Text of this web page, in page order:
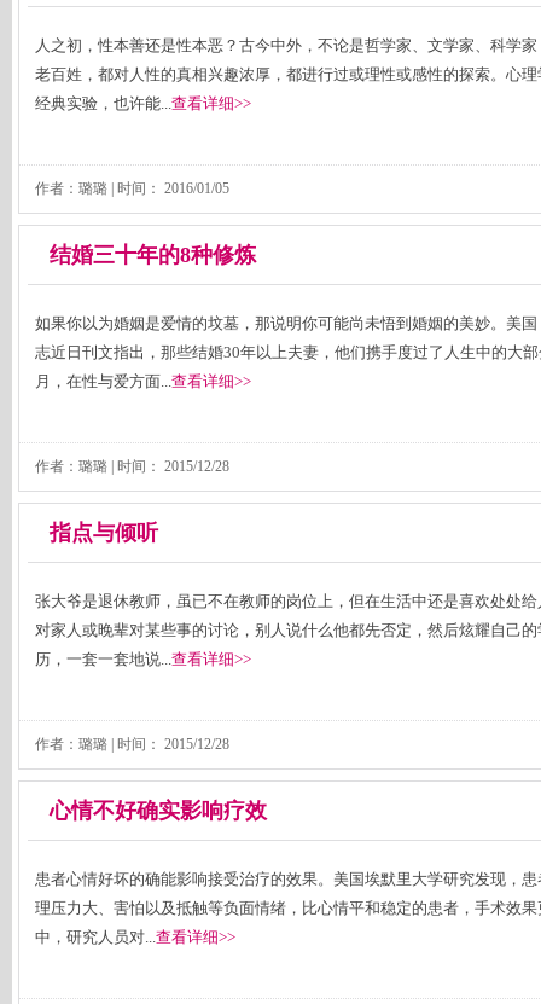
人之初，性本善还是性本恶？古今中外，不论是哲学家、文学家、科学
老百姓，都对人性的真相兴趣浓厚，都进行过或理性或感性的探索。心
经典实验，也许能...查看详细>>
作者：璐璐 | 时间： 2016/01/05
结婚三十年的8种修炼
如果你以为婚姻是爱情的坟墓，那说明你可能尚未悟到婚姻的美妙。美
志近日刊文指出，那些结婚30年以上夫妻，他们携手度过了人生中的大
月，在性与爱方面...查看详细>>
作者：璐璐 | 时间： 2015/12/28
指点与倾听
张大爷是退休教师，虽已不在教师的岗位上，但在生活中还是喜欢处处
对家人或晚辈对某些事的讨论，别人说什么他都先否定，然后炫耀自己
历，一套一套地说...查看详细>>
作者：璐璐 | 时间： 2015/12/28
心情不好确实影响疗效
患者心情好坏的确能影响接受治疗的效果。美国埃默里大学研究发现，
理压力大、害怕以及抵触等负面情绪，比心情平和稳定的患者，手术效
中，研究人员对...查看详细>>